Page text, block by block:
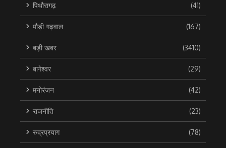
पिथौरागढ़ (41)
पौड़ी गढ़वाल (167)
बड़ी खबर (3410)
बागेश्वर (29)
मनोरंजन (42)
राजनीति (23)
रुद्रप्रयाग (78)